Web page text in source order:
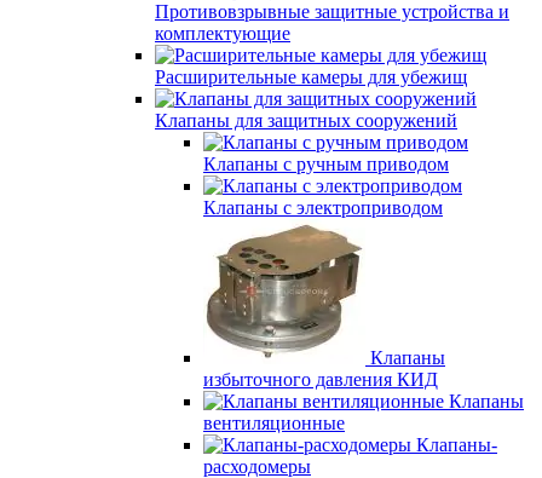
Противовзрывные защитные устройства и
комплектующие
Расширительные камеры для убежищ
Клапаны для защитных сооружений
Клапаны с ручным приводом
Клапаны с электроприводом
Клапаны
избыточного давления КИД
Клапаны
вентиляционные
Клапаны-
расходомеры